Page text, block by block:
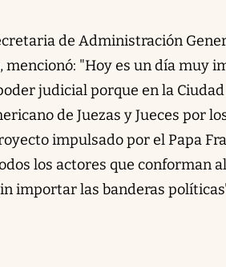
de Administración
mencionó: "Hoy es un día muy
judicial porque en la
de Juezas y Jueces por
impulsado por el Papa
los actores que conforman
importar las banderas